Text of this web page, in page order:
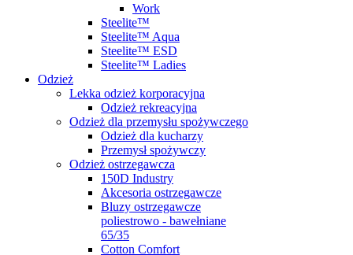
Work
Steelite™
Steelite™ Aqua
Steelite™ ESD
Steelite™ Ladies
Odzież
Lekka odzież korporacyjna
Odzież rekreacyjna
Odzież dla przemysłu spożywczego
Odzież dla kucharzy
Przemysł spożywczy
Odzież ostrzegawcza
150D Industry
Akcesoria ostrzegawcze
Bluzy ostrzegawcze
poliestrowo - bawełniane
65/35
Cotton Comfort